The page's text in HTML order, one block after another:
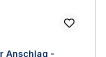
Anschlag -